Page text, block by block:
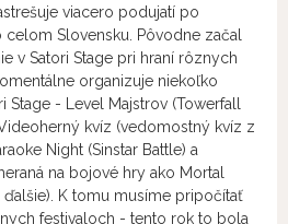
viacero podujatí po
celom Slovensku. Pôvodne začal
v Satori Stage pri hraní rôznych
organizuje niekoľko
- Level Majstrov (Towerfall
kvíz (vedomostný kvíz z
Night (Sinstar Battle) a
na bojové hry ako Mortal
ďalšie). K tomu musíme pripočítať
festivaloch - tento rok to bola